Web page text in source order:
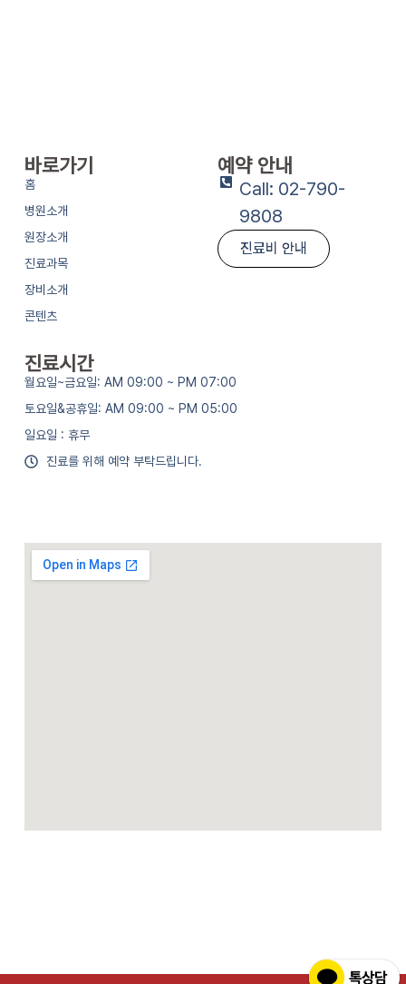
바로가기
홈
병원소개
원장소개
진료과목
장비소개
콘텐츠
예약 안내
Call: 02-790-
9808
진료비 안내
진료시간
월요일~금요일: AM 09:00 ~ PM 07:00
토요일&공휴일: AM 09:00 ~ PM 05:00
일요일 : 휴무
진료를 위해 예약 부탁드립니다.